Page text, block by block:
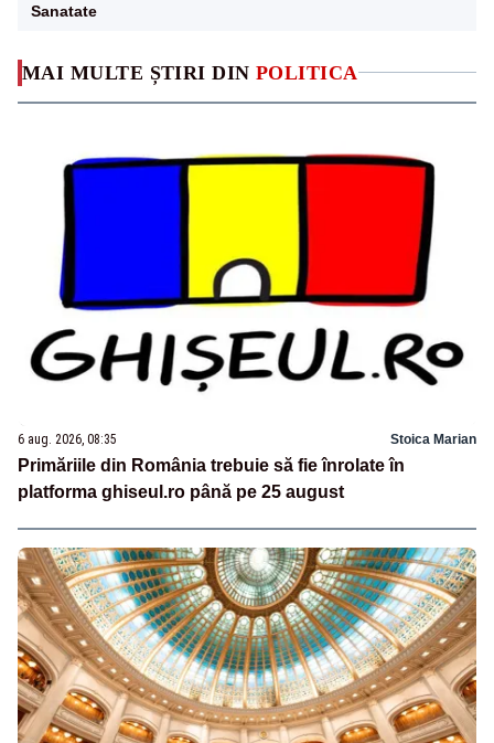
MAI MULTE ȘTIRI DIN POLITICA
6 aug. 2026, 08:35 Stoica Marian
Primăriile din România trebuie să fie înrolate în
platforma ghiseul.ro până pe 25 august
Sanatate